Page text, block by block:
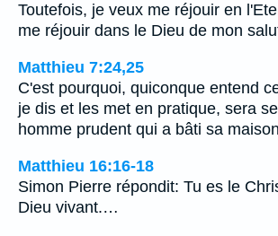
Toutefois, je veux me réjouir en
me réjouir dans le Dieu de mon
Matthieu 7:24,25
C'est pourquoi, quiconque entend
je dis et les met en pratique, sera
homme prudent qui a bâti sa
Matthieu 16:16-18
Simon Pierre répondit: Tu es le
Dieu vivant.…